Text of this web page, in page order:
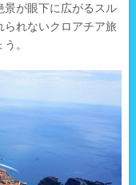
景が眼下に広がるスル
られないクロアチア旅
。